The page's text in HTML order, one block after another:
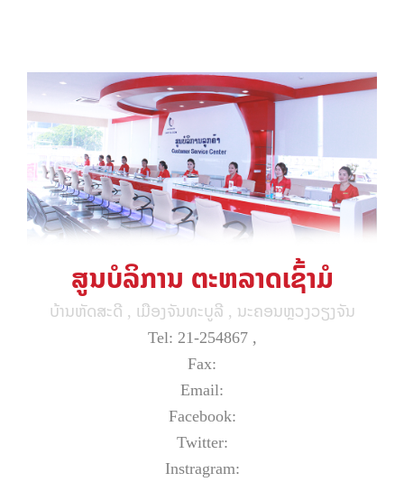
ສູນບໍລິການ ຕະຫລາດເຊົ້າມໍ
ບ້ານຫັດສະດີ , ເມືອງຈັນທະບູລີ , ນະຄອນຫຼວງວຽງຈັນ
Tel: 21-254867 ,
Fax:
Email:
Facebook:
Twitter:
Instragram: